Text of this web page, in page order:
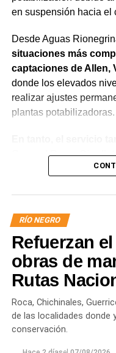
en suspensión hacia el
Desde Aguas
situaciones más
captaciones de Allen,
donde los elevados
realizar ajustes
plantas potabilizadoras.
General Roca,
localidades donde
trabaja para sostener
Por otra parte, en Gral.
turbiedad cercanos a
Chichinales rondan
plantas continúan
permanente.
Los equipos técnicos
un seguimiento
RÍO NEGRO
Refuerzan
obras de
Rutas
Roca, Chichinales,
de las localidades donde
conservación.